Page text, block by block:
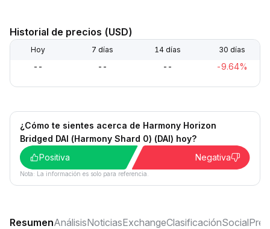
Historial de precios (USD)
Hoy 7 días 14 días 30 días
-- -- -- -9.64%
¿Cómo te sientes acerca de Harmony Horizon
Bridged DAI (Harmony Shard 0) (DAI) hoy?
Positiva
Negativa
Nota: La información es solo para referencia.
ResumenAnálisisNoticiasExchangeClasificaciónSocial